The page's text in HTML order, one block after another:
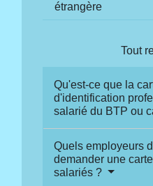
étrangère
Tout
Qu'est-ce que la
d'identification
salarié du BTP ou
Quels employeurs
demander une
salariés ?